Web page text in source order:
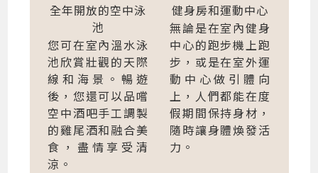
全年開放的空中泳
池
您可在室內溫水泳
池欣賞壯觀的天際
線和海景。暢遊
後，您還可以品嚐
空中酒吧手工調製
的雞尾酒和融合美
食，盡情享受清
涼。
健身房和運動中心
無論是在室內健身
中心的跑步機上跑
步，或是在室外運
動中心做引體向
上，人們都能在度
假期間保持身材，
隨時讓身體煥發活
力。